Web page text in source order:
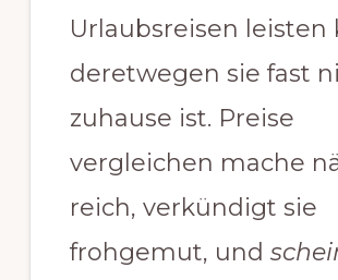
Urlaubsreisen leisten
deretwegen sie fast
zuhause ist. Preise
vergleichen mache
reich, verkündigt sie
frohgemut, und